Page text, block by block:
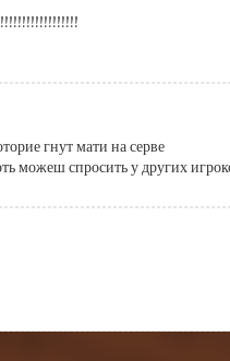
гнут мати на серве
можеш спросить у других